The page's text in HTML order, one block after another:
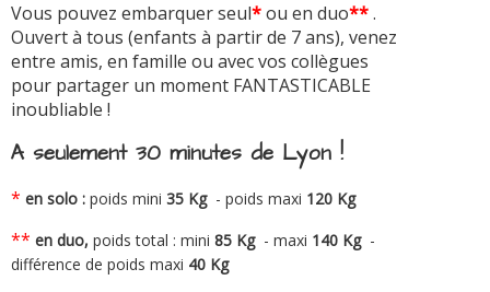
Vous pouvez embarquer seul*ou en duo**.
Ouvert à tous (enfants à partir de 7 ans), venez
entre amis, en famille ou avec vos collègues
pour partager un moment FANTASTICABLE
inoubliable !
A seulement 30 minutes de Lyon !
* en solo : poids mini 35 Kg - poids maxi 120 Kg
** en duo, poids total : mini 85 Kg - maxi 140 Kg -
différence de poids maxi 40 Kg